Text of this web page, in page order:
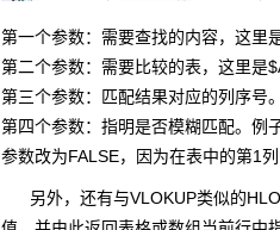
第一个参数：需要查找的内容，这里
第二个参数：需要比较的表，这里是
第三个参数：匹配结果对应的列序号
第四个参数：指明是否模糊匹配。例
参数改为FALSE，因为在表中的第1
另外，还有与VLOKUP类似的